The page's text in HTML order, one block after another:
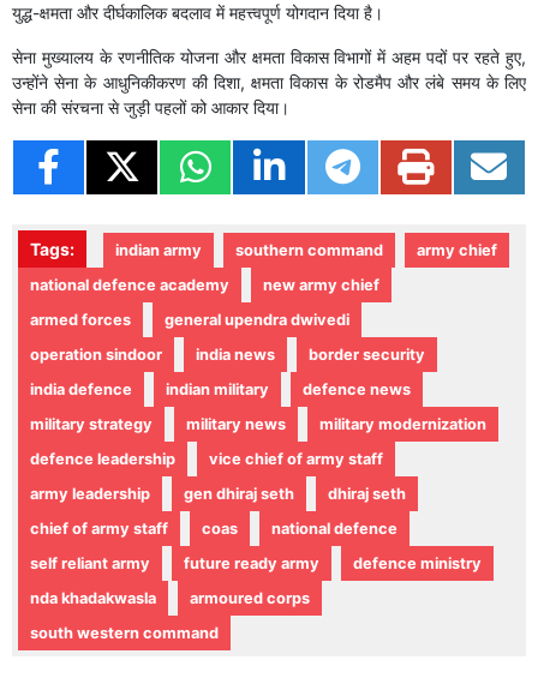
युद्ध-क्षमता और दीर्घकालिक बदलाव में महत्त्वपूर्ण योगदान दिया है।
सेना मुख्यालय के रणनीतिक योजना और क्षमता विकास विभागों में अहम पदों पर रहते हुए,
उन्होंने सेना के आधुनिकीकरण की दिशा, क्षमता विकास के रोडमैप और लंबे समय के लिए
सेना की संरचना से जुड़ी पहलों को आकार दिया।
Tags: indian army southern command
army chief
national defence academy
new army chief
armed forces
general upendra dwivedi
operation sindoor
india news
border security
india defence
indian military
defence news
military strategy
military news
military modernization
defence leadership
vice chief of army staff
army leadership
gen dhiraj seth
dhiraj seth
chief of army staff
coas
national defence
self reliant army
future ready army
defence ministry
nda khadakwasla
armoured corps
south western command